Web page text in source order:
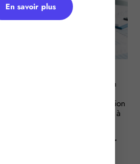
au capital de fonds
dans l’innovation investis en
innovantes peuvent
remplies, d’une réduction
les obligations déclaratives à
précisées.
IR-PME : le point sur
En savoir plus